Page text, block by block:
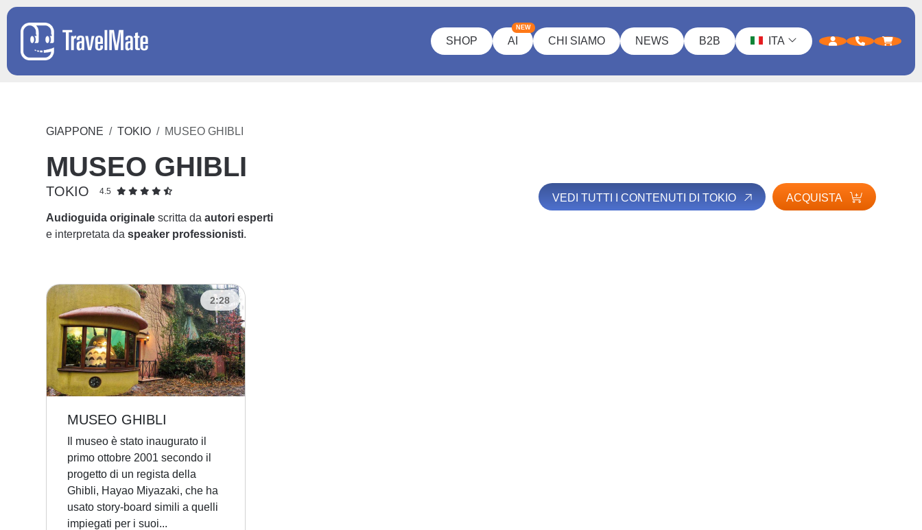
SHOP AI
NEW
CHI SIAMO NEWS B2B ITA
GIAPPONE TOKIO MUSEO GHIBLI
MUSEO GHIBLI
TOKIO 4.5
Audioguida originale scritta daautori esperti
e interpretata daspeaker professionisti.
VEDI TUTTI I CONTENUTI DI TOKIO ACQUISTA
2:28
MUSEO GHIBLI
Il museo è stato inaugurato il
primo ottobre 2001 secondo il
progetto di un regista della
Ghibli, Hayao Miyazaki, che ha
usato story-board simili a quelli
impiegati per i suoi...